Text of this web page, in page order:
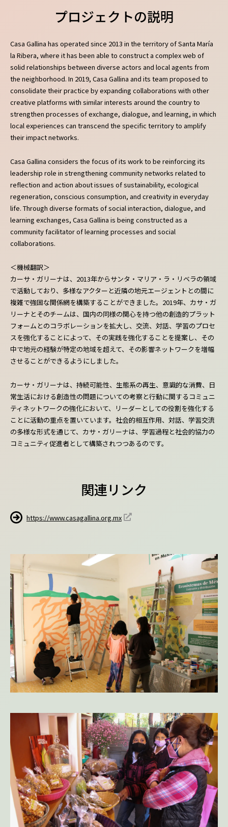
プロジェクトの説明
Casa Gallina has operated since 2013 in the territory of Santa María
la Ribera, where it has been able to construct a complex web of
solid relationships between diverse actors and local agents from
the neighborhood. In 2019, Casa Gallina and its team proposed to
consolidate their practice by expanding collaborations with other
creative platforms with similar interests around the country to
strengthen processes of exchange, dialogue, and learning, in which
local experiences can transcend the specific territory to amplify
their impact networks.
Casa Gallina considers the focus of its work to be reinforcing its
leadership role in strengthening community networks related to
reflection and action about issues of sustainability, ecological
regeneration, conscious consumption, and creativity in everyday
life. Through diverse formats of social interaction, dialogue, and
learning exchanges, Casa Gallina is being constructed as a
community facilitator of learning processes and social
collaborations.
＜機械翻訳＞
カーサ・ガリーナは、2013年からサンタ・マリア・ラ・リベラの領域
で活動しており、多様なアクターと近隣の地元エージェントとの間に
複雑で強固な関係網を構築することができました。2019年、カサ・ガ
リーナとそのチームは、国内の同様の関心を持つ他の創造的プラット
フォームとのコラボレーションを拡大し、交流、対話、学習のプロセ
スを強化することによって、その実践を強化することを提案し、その
中で地元の経験が特定の地域を超えて、その影響ネットワークを増幅
させることができるようにしました。
カーサ・ガリーナは、持続可能性、生態系の再生、意識的な消費、日
常生活における創造性の問題についての考察と行動に関するコミュニ
ティネットワークの強化において、リーダーとしての役割を強化する
ことに活動の重点を置いています。社会的相互作用、対話、学習交流
の多様な形式を通じて、カサ・ガリーナは、学習過程と社会的協力の
コミュニティ促進者として構築されつつあるのです。
関連リンク
https://www.casagallina.org.mx